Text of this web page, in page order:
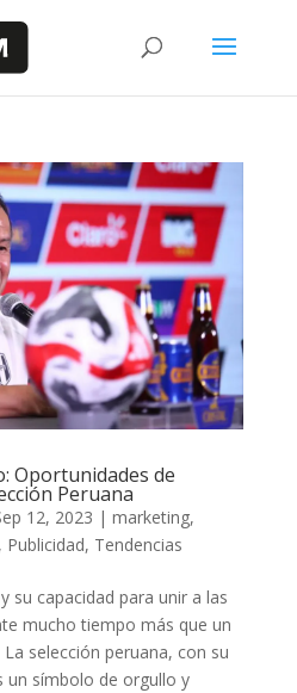
Oportunidades de
Peruana
12, 2023 | marketing,
Publicidad, Tendencias
su capacidad para unir a las
mucho tiempo más que un
selección peruana, con su
un símbolo de orgullo y